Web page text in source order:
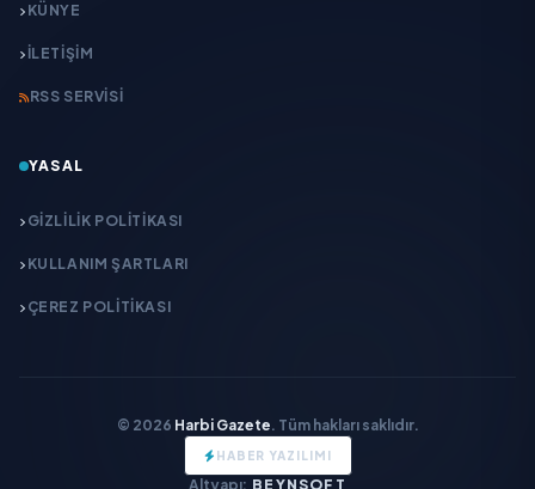
KÜNYE
İLETIŞIM
RSS SERVISI
YASAL
GIZLILIK POLITIKASI
KULLANIM ŞARTLARI
ÇEREZ POLITIKASI
© 2026 Harbi Gazete. Tüm hakları saklıdır.
HABER YAZILIMI
Altyapı: BEYNSOFT